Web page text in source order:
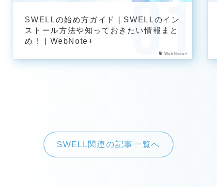
WebNote+
SWELLの始め方ガイド｜SWELLのイン
ストール方法や知っておきたい情報まと
め！ | WebNote+
SWELL関連の記事一覧へ